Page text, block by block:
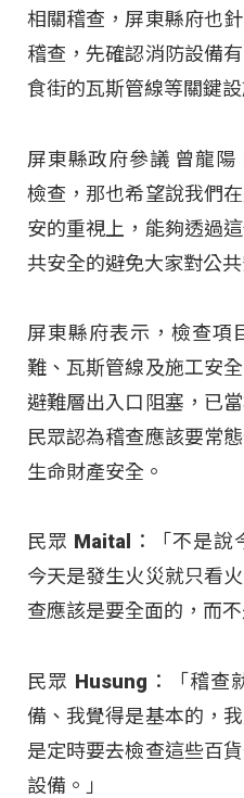
相關稽查，屏東縣府也
稽查，先確認消防設備
食街的瓦斯管線等關鍵設
屏東縣政府參議 曾龍
檢查，那也希望說我們
安的重視上，能夠透過
共安全的避免大家對公共
屏東縣府表示，檢查項
難、瓦斯管線及施工安
避難層出入口阻塞，已
民眾認為稽查應該要常
生命財產安全。
民眾 Maital：「不是說
今天是發生火災就只看
查應該是要全面的，而
民眾 Husung：「稽查
備、我覺得是基本的，
是定時要去檢查這些百
設備。」